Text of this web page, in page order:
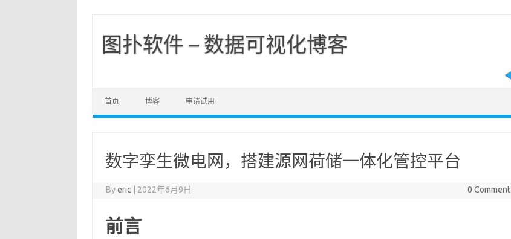
图扑软件 – 数据可视化博客
首页 博客 申请试用
数字孪生微电网，搭建源网荷储一体化管控平台
Byeric 2022年6月9日 0 Comment
前言